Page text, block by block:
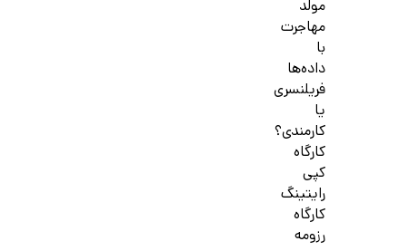
مولد
مهاجرت
با
داده‌ها
فریلنسری
یا
کارمندی؟
کارگاه
کپی
رایتینگ
کارگاه
رزومه